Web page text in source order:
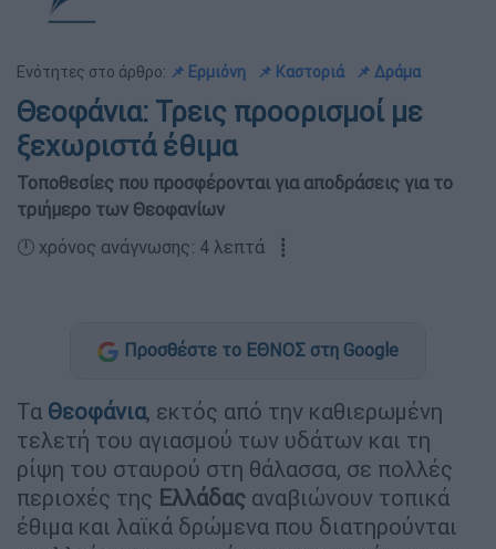
Ενότητες στο άρθρο: 📌 Ερμιόνη 📌 Καστοριά 📌 Δράμα
Θεοφάνια: Τρεις προορισμοί με
ξεχωριστά έθιμα
Τοποθεσίες που προσφέρονται για αποδράσεις για το
τριήμερο των Θεοφανίων
🕛 χρόνος ανάγνωσης: 4 λεπτά ┋
Προσθέστε το ΕΘΝΟΣ στη Google
Τα Θεοφάνια, εκτός από την καθιερωμένη
τελετή του αγιασμού των υδάτων και τη
ρίψη του σταυρού στη θάλασσα, σε πολλές
περιοχές της Ελλάδας αναβιώνουν τοπικά
έθιμα και λαϊκά δρώμενα που διατηρούνται